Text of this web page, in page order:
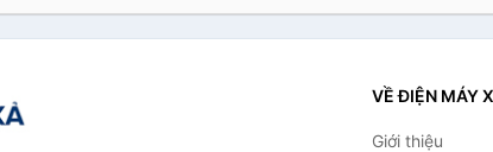
VỀ ĐIỆN MÁY
Giới thiệu